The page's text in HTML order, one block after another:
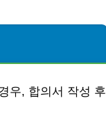
우, 합의서 작성 후